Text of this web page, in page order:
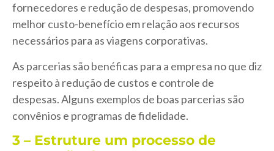
fornecedores e redução de despesas, promovendo
melhor custo-benefício em relação aos recursos
necessários para as viagens corporativas.
As parcerias são benéficas para a empresa no que diz
respeito à redução de custos e controle de
despesas. Alguns exemplos de boas parcerias são
convênios e programas de fidelidade.
3 – Estruture um processo de